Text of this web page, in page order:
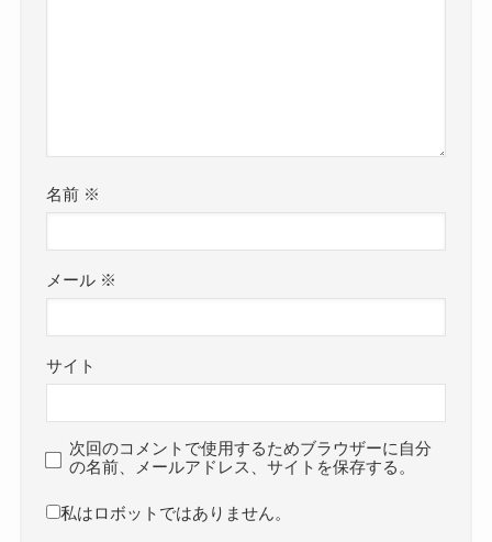
名前 ※
メール ※
サイト
次回のコメントで使用するためブラウザーに自分
の名前、メールアドレス、サイトを保存する。
私はロボットではありません。